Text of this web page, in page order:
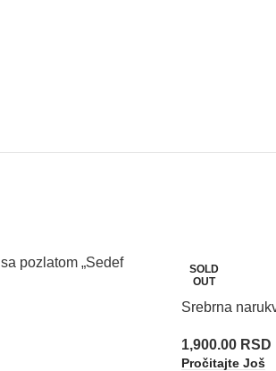
pozlatom „Sedef
SOLD
OUT
Srebrna
1,900.00 RSD
Pročitajte Još